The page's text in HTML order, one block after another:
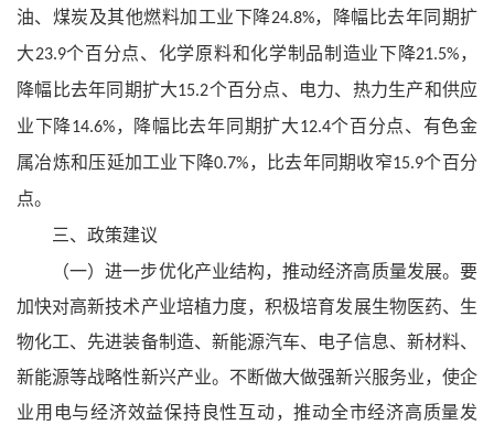
油、煤炭及其他燃料加工业下降24.8%，降幅比去年同期扩
大23.9个百分点、化学原料和化学制品制造业下降21.5%，
降幅比去年同期扩大15.2个百分点、电力、热力生产和供应
业下降14.6%，降幅比去年同期扩大12.4个百分点、有色金
属冶炼和压延加工业下降0.7%，比去年同期收窄15.9个百分
点。
三、政策建议
（一）进一步优化产业结构，推动经济高质量发展。要
加快对高新技术产业培植力度，积极培育发展生物医药、生
物化工、先进装备制造、新能源汽车、电子信息、新材料、
新能源等战略性新兴产业。不断做大做强新兴服务业，使企
业用电与经济效益保持良性互动，推动全市经济高质量发